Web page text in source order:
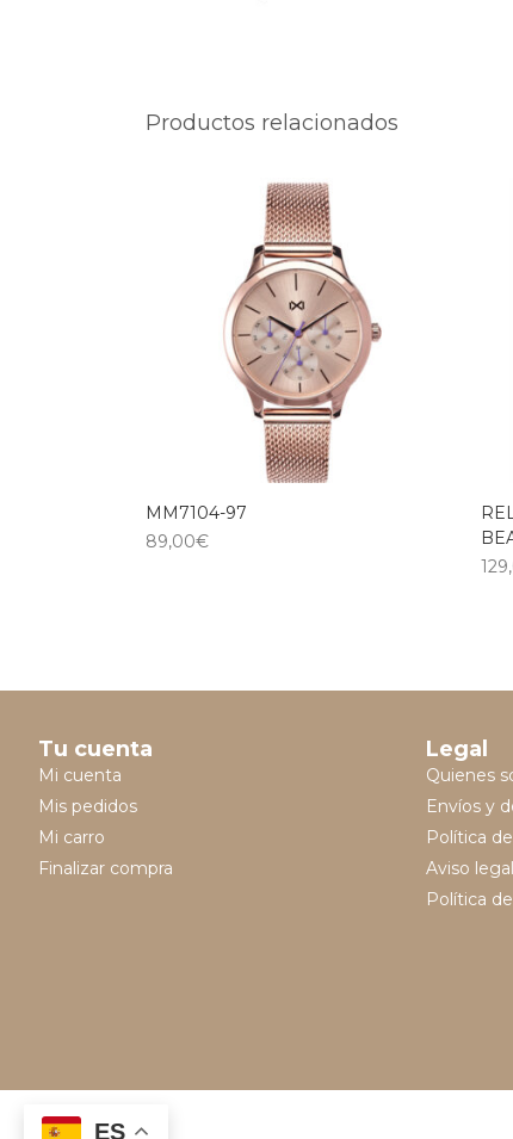
Productos relacionados
MM7104-97
89,00€
Tu cuenta
Mi cuenta
Mis pedidos
Mi carro
Finalizar compra
Legal
Quienes
Envíos y
Política
Aviso legal
Política
ES